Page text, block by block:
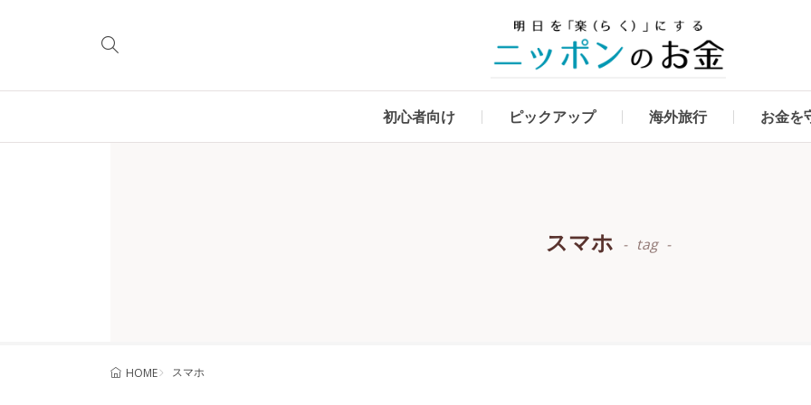
初心者向け ピックアップ 海外旅行 お金を
スマホ tag
HOME スマホ